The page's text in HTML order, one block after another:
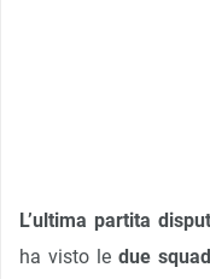
L’ultima partita
ha visto ledue